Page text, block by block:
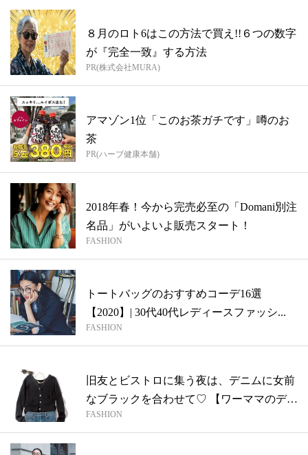
８月のロト6はこの方法で買え!!６つの数字
が『完全一致』する方法
PR(株式会社MURA)
アマゾン1位「このお茶ガチです」噂のお
茶
PR(ハーブ健康本舗)
2018年春！今から完売必至の「Domani別注
名品」がいよいよ販売スタート！
FASHION
トートバッグのおすすめコーデ16選
【2020】| 30代40代レディースファッシ...
FASHION
旧友とビストロに集う夜は、デニムに女前
なブラックを合わせて♡ 【ワーママのデニ
ム...
FASHION